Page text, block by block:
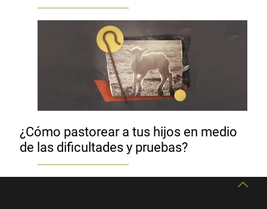
¿Cómo pastorear a tus hijos en medio
de las dificultades y pruebas?